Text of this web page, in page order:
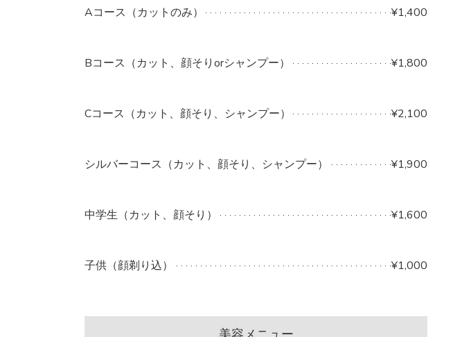
Aコース（カットのみ） ¥1,400
Bコース（カット、顔そりorシャンプー） ¥1,800
Cコース（カット、顔そり、シャンプー） ¥2,100
シルバーコース（カット、顔そり、シャンプー） ¥1,900
中学生（カット、顔そり） ¥1,600
子供（顔剃り込） ¥1,000